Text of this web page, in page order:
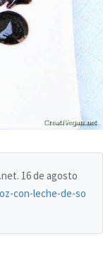
16 de agosto
con-leche-de-so